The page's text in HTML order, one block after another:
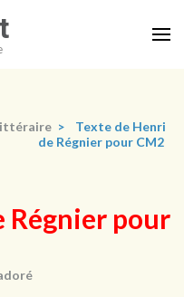
>
Texte de Henri
de Régnier pour CM2
Régnier pour